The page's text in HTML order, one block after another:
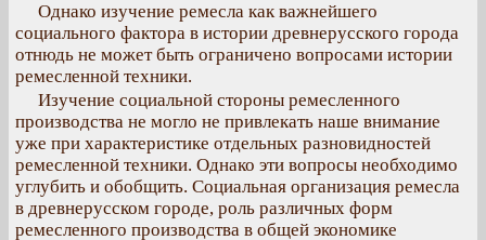
Однако изучение ремесла как важнейшего
социального фактора в истории древнерусского города
отнюдь не может быть ограничено вопросами истории
ремесленной техники.
Изучение социальной стороны ремесленного
производства не могло не привлекать наше внимание
уже при характеристике отдельных разновидностей
ремесленной техники. Однако эти вопросы необходимо
углубить и обобщить. Социальная организация ремесла
в древнерусском городе, роль различных форм
ремесленного производства в общей экономике